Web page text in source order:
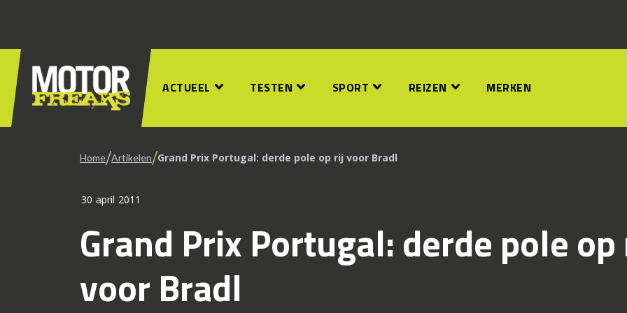
ACTUEEL TESTEN SPORT REIZEN MERKEN
Home/Artikelen/Grand Prix Portugal: derde pole op rij voor Bradl
30 april 2011
Grand Prix Portugal: derde pole
voor Bradl